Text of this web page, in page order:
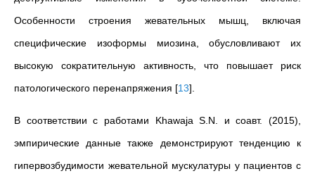
Особенности строения жевательных мышц, включая
специфические изоформы миозина, обусловливают их
высокую сократительную активность, что повышает риск
патологического перенапряжения [13]
В соответствии с работами Khawaja S.N. и соавт. (2015),
эмпирические данные также демонстрируют тенденцию к
гипервозбудимости жевательной мускулатуры у пациентов с